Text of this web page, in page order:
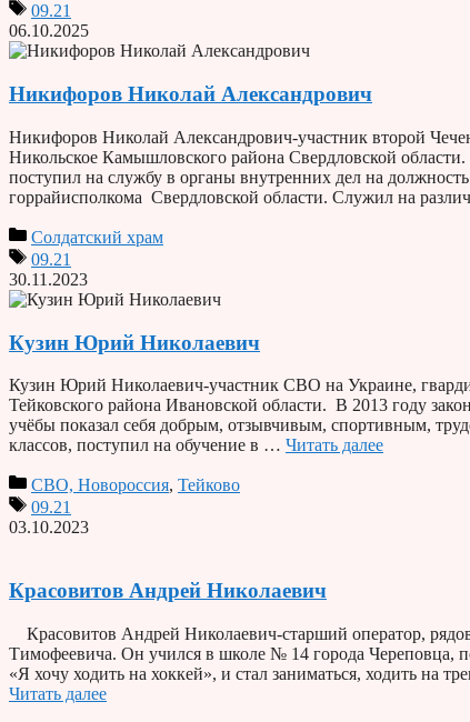
09.21
06.10.2025
Никифоров Николай Александрович
Никифоров Николай Александрович-участник второй
Никольское Камышловского района Свердловской
поступил на службу в органы внутренних дел на
горрайисполкома Свердловской области. Служил на
Солдатский храм
09.21
30.11.2023
Кузин Юрий Николаевич
Кузин Юрий Николаевич-участник СВО на Украине,
Тейковского района Ивановской области. В 2013 году
учёбы показал себя добрым, отзывчивым, спортивным,
классов, поступил на обучение в … Читать далее
СВО, Новороссия, Тейково
09.21
03.10.2023
Красовитов Андрей Николаевич
Красовитов Андрей Николаевич-старший оператор,
Тимофеевича. Он учился в школе № 14 города Череповца,
«Я хочу ходить на хоккей», и стал заниматься, ходить
Читать далее